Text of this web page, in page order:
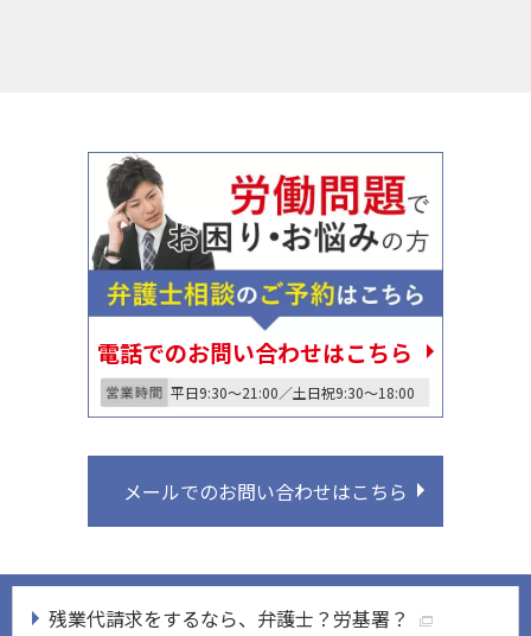
電話でのお問い合わせはこちら
平日9:30〜21:00／土日祝9:30〜18:00
メールでのお問い合わせはこちら
残業代請求をするなら、弁護士？労基署？